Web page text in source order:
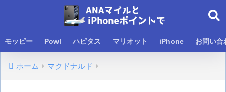
モッピー Powl ハピタス マリオット iPhone お問い合
ホーム マクドナルド